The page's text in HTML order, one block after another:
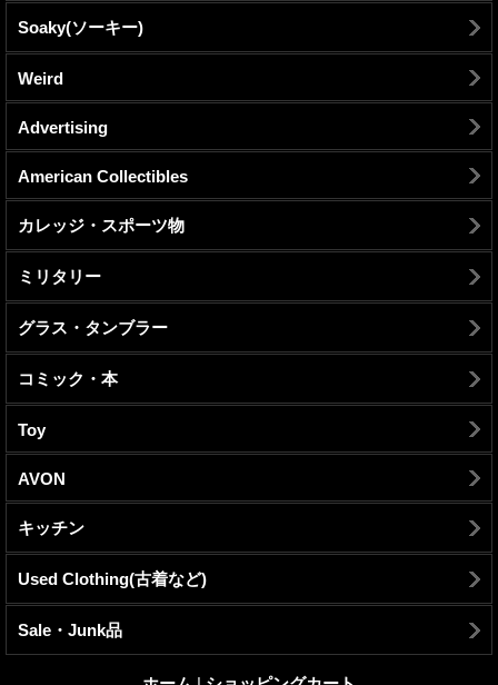
Soaky(ソーキー)
Weird
Advertising
American Collectibles
カレッジ・スポーツ物
ミリタリー
グラス・タンブラー
コミック・本
Toy
AVON
キッチン
Used Clothing(古着など)
Sale・Junk品